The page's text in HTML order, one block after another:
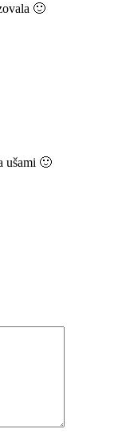
🙂
ušami 🙂